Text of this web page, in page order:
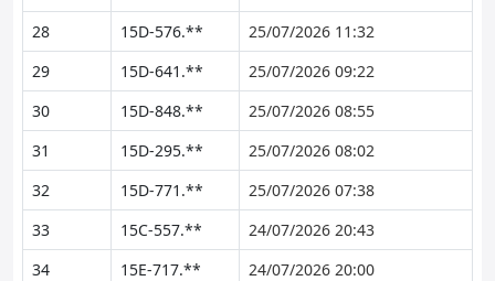
28
15D-576.**
25/07/2026 11:32
29
15D-641.**
25/07/2026 09:22
30
15D-848.**
25/07/2026 08:55
31
15D-295.**
25/07/2026 08:02
32
15D-771.**
25/07/2026 07:38
33
15C-557.**
24/07/2026 20:43
34
15E-717.**
24/07/2026 20:00